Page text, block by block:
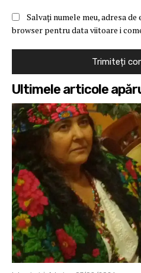
Salvați numele meu, adresa
browser pentru data viitoare i
Ultimele articole